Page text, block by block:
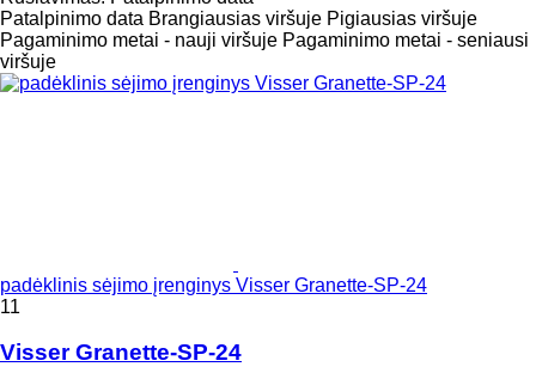
Patalpinimo data Brangiausias viršuje Pigiausias viršuje
Pagaminimo metai - nauji viršuje Pagaminimo metai - seniausi
viršuje
padėklinis sėjimo įrenginys Visser Granette-SP-24
11
Visser Granette-SP-24